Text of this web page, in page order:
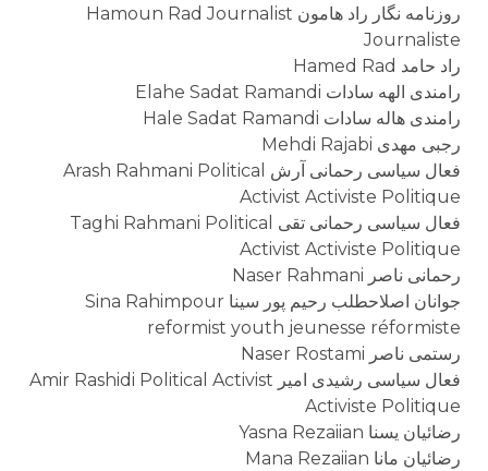
روزنامه نگار راد هامون Hamoun Rad Journalist
Journaliste
راد حامد Hamed Rad
رامندی الهه سادات Elahe Sadat Ramandi
رامندی هاله سادات Hale Sadat Ramandi
رجبی مهدی Mehdi Rajabi
فعال سیاسی رحمانى آرش Arash Rahmani Political
Activist Activiste Politique
فعال سیاسی رحمانی تقی Taghi Rahmani Political
Activist Activiste Politique
رحمانی ناصر Naser Rahmani
جوانان اصلاحطلب رحیم پور سینا Sina Rahimpour
reformist youth jeunesse réformiste
رستمی ناصر Naser Rostami
فعال سیاسی رشیدی امیر Amir Rashidi Political Activist
Activiste Politique
رضائیان یسنا Yasna Rezaiian
رضائیان مانا Mana Rezaiian